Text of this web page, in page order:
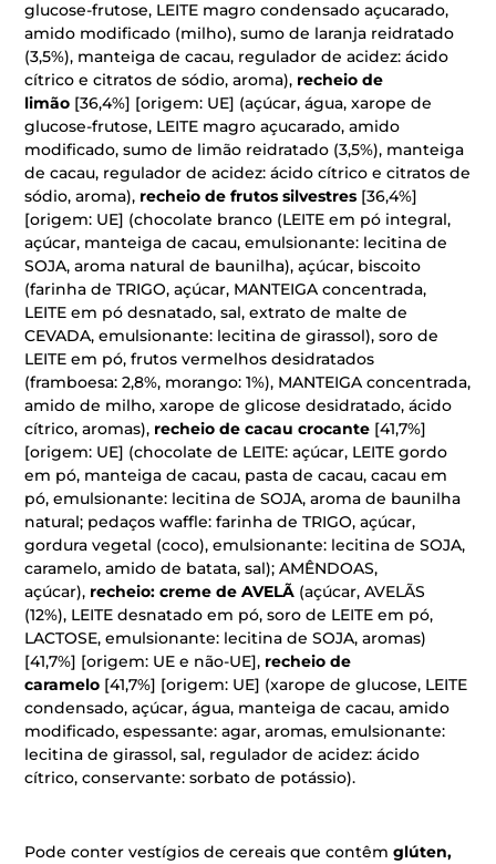
glucose-frutose, LEITE magro condensado açucarado,
amido modificado (milho), sumo de laranja reidratado
(3,5%), manteiga de cacau, regulador de acidez: ácido
cítrico e citratos de sódio, aroma), recheio de
limão [36,4%] [origem: UE] (açúcar, água, xarope de
glucose-frutose, LEITE magro açucarado, amido
modificado, sumo de limão reidratado (3,5%), manteiga
de cacau, regulador de acidez: ácido cítrico e citratos de
sódio, aroma), recheio de frutos silvestres [36,4%]
[origem: UE] (chocolate branco (LEITE em pó integral,
açúcar, manteiga de cacau, emulsionante: lecitina de
SOJA, aroma natural de baunilha), açúcar, biscoito
(farinha de TRIGO, açúcar, MANTEIGA concentrada,
LEITE em pó desnatado, sal, extrato de malte de
CEVADA, emulsionante: lecitina de girassol), soro de
LEITE em pó, frutos vermelhos desidratados
(framboesa: 2,8%, morango: 1%), MANTEIGA concentrada,
amido de milho, xarope de glicose desidratado, ácido
cítrico, aromas), recheio de cacau crocante [41,7%]
[origem: UE] (chocolate de LEITE: açúcar, LEITE gordo
em pó, manteiga de cacau, pasta de cacau, cacau em
pó, emulsionante: lecitina de SOJA, aroma de baunilha
natural; pedaços waffle: farinha de TRIGO, açúcar,
gordura vegetal (coco), emulsionante: lecitina de SOJA,
caramelo, amido de batata, sal); AMÊNDOAS,
açúcar), recheio: creme de AVELÃ (açúcar, AVELÃS
(12%), LEITE desnatado em pó, soro de LEITE em pó,
LACTOSE, emulsionante: lecitina de SOJA, aromas)
[41,7%] [origem: UE e não-UE], recheio de
caramelo [41,7%] [origem: UE] (xarope de glucose, LEITE
condensado, açúcar, água, manteiga de cacau, amido
modificado, espessante: agar, aromas, emulsionante:
lecitina de girassol, sal, regulador de acidez: ácido
cítrico, conservante: sorbato de potássio).
Pode conter vestígios de cereais que contêmglúten,